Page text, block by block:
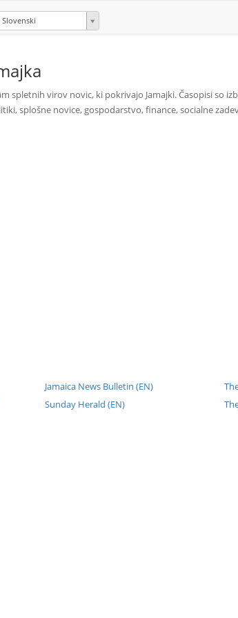
Slovenski
spletnih virov novic, ki pokrivajo Jamajki. Časopisi so
splošne novice, gospodarstvo, finance, socialne
Jamaica News Bulletin (EN)
Sunday Herald (EN)